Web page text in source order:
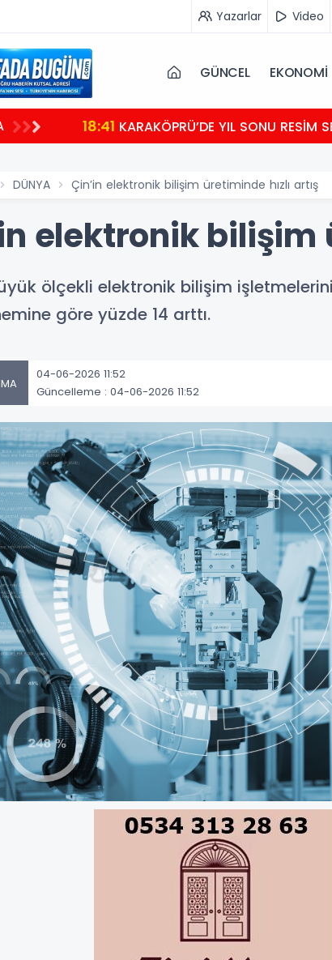
Yazarlar Video
GÜNCEL EKONOMİ
18:41 KARAKÖPRÜ’DE YIL SONU RESİM
DÜNYA Çin’in elektronik bilişim üretiminde hızlı artış
elektronik bilişim
ölçekli elektronik bilişim
göre yüzde 14 arttı.
04-06-2026 11:52
Güncelleme : 04-06-2026 11:52